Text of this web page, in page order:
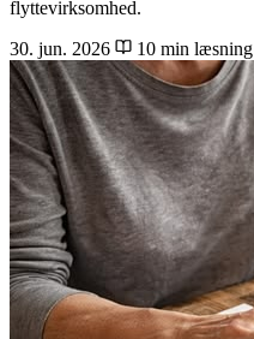
flyttevirksomhed.
30. jun. 2026
10 min læsning